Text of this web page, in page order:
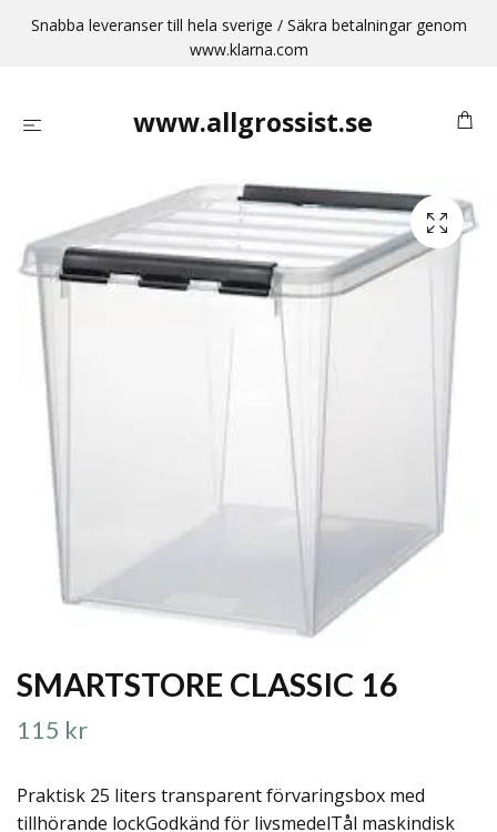
Snabba leveranser till hela sverige / Säkra betalningar genom
www.klarna.com
www.allgrossist.se
SMARTSTORE CLASSIC 16
115 kr
Praktisk 25 liters transparent förvaringsbox med
tillhörande lockGodkänd för livsmedelTål maskindisk